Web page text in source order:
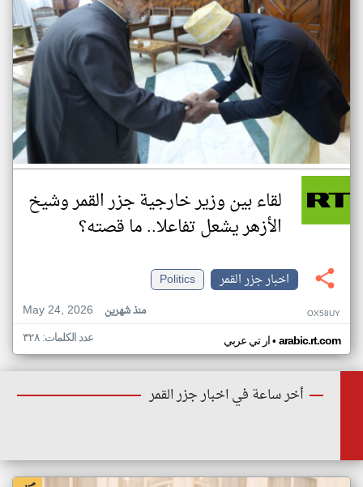
لقاء بين وزير خارجية جزر القمر وشيخ
الأزهر يشعل تفاعلا.. ما قصته؟
اخبار جزر القمر
Politics
May 24, 2026
منذ شهرين OX58UY
ار تي عربي• arabic.rt.com عدد الكلمات: ٣٢٨
أخر ساعة في اخبار جزر القمر